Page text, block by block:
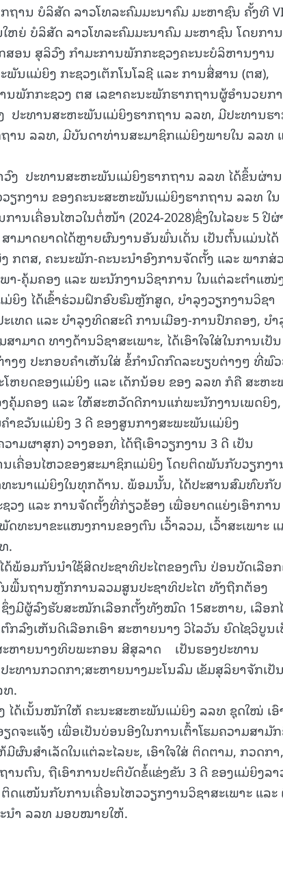
ຖານ ບໍລິສັດ ລາວໂທລະຄົມມະນາຄົມ ມະຫາຊົນ ຄັ້ງທີ
ຫຍ່ ບໍລິສັດ ລາວໂທລະຄົມມະນາຄົມ ມະຫາຊົນ ໂດຍການ
ສອນ ສຸລິວົງ ກໍາມະການພັກກະຊວງຄະນະບໍລິຫານງານ
ແມ່ຍິງ ກະຊວງເຕັກໂນໂລຊີ ແລະ ການສື່ສານ (ຕສ),
ພັກກະຊວງ ຕສ ເລຂາຄະນະພັກຮາກຖານຜູ້ອຳນວຍກ
ປະທານສະຫະພັນແມ່ຍິງຮາກຖານ ລລທ, ມີປະທານຮ
ານ ລລທ, ມີບັນດາທ່ານສະມາຊິກແມ່ຍິງພາຍໃນ ລລທ
ວົງ ປະທານສະຫະພັນແມ່ຍິງຮາກຖານ ລລທ ໄດ້ຂຶ້ນຜ່າ
ຽກງານ ຂອງຄະນະສະຫະພັນແມ່ຍິງຮາກຖານ ລລທ ໃນ
ານເຄື່ອນໄຫວໃນຕໍ່ໜ້າ (2024-2028)ຊຶ່ງໃນໄລຍະ 5 ປີ
ມາດຍາດໄດ້ຫຼາຍຜົນງານອັນພົ່ນເດັ່ນ ເປັນຕົ້ນແມ່ນໄດ້
ກຕສ, ຄະນະພັກ-ຄະນະນໍາອົງການຈັດຕັ້ງ ແລະ ພາກສ່
າ-ຄຸ້ມຄອງ ແລະ ພະນັກງານວິຊາການ ໃນແຕ່ລະຕຳແໜ່
ຍິງ ໄດ້ເຂົ້າຮ່ວມຝຶກອົບຮົມຫຼັກສູດ, ບຳລຸງວຽກງານວິຊາ
ເທດ ແລະ ບໍາລຸງທິດສະດີ ການເມືອງ-ການປົກຄອງ, ບຳ
ມາດ ທາງດ້ານວິຊາສະເພາະ, ໄດ້ເອົາໃຈໃສ່ໃນການເປັນ
ງໆ ປະກອບຄໍາເຫັນໃສ່ ຂໍ້ກໍານົດກົດລະບຽບຕ່າງໆ ທີ່ພົ
ຫຍດຂອງແມ່ຍິງ ແລະ ເດັກນ້ອຍ ຂອງ ລລທ ກໍຄື ສະຫ
ຄຸ້ມຄອງ ແລະ ໃຫ້ສະຫວັດດີການແກ່ພະນັກງານເພດຍິງ,
າຂວັນແມ່ຍິງ 3 ດີ ຂອງສູນກາງສະພະພັນແມ່ຍິງ
ມຜາສຸກ) ວາງອອກ, ໄດ້ຖືເອົາວຽກງານ 3 ດີ ເປັນ
ເຄື່ອນໄຫວຂອງສະມາຊິກແມ່ຍິງ ໂດຍຕິດພັນກັບວຽກງ
ທະນາແມ່ຍິງໃນທຸກດ້ານ. ພ້ອມນັ້ນ, ໄດ້ປະສານສົມທົບກັບ
ງ ແລະ ການຈັດຕັ້ງທີ່ກ່ຽວຂ້ອງ ເພື່ອຍາດແຍ່ງເອົາການ
ທະນາຂະແໜງການຂອງຕົນ ເວົ້າລວມ, ເວົ້າສະເພາະ
.
ພ້ອມກັນນໍາໃຊ້ສິດປະຊາທິປະໄຕຂອງຕົນ ປ່ອນບັດເລືອ
ພື້ນຖານຫຼັກການລວມສູນປະຊາທິປະໄຕ ທັງຖືກຕ້ອງ
ງມີຜູ້ລົງຮັບສະໝັກເລືອກຕັ້ງທັງໝົດ 15ສະຫາຍ, ເລືອກ
ລົງເຫັນດີເລືອກເອົາ ສະຫາຍນາງ ວິໄລວັນ ຍົດໄຊວິບູນ
ຫາຍນາງທິບພະກອນ ສີສຸລາດ ເປັນຮອງປະທານ
ທານກວດກາ;ສະຫາຍນາງມະໂນລົມ ເຂັມສຸລິຍາຈັກເປັ
ທ.
ໄດ້ເນັ້ນໜັກໃຫ້ ຄະນະສະຫະພັນແມ່ຍິງ ລລທ ຊຸດໃໝ່ ເອົ
ດຈະແຈ້ງ ເພື່ອເປັນບ່ອນອີງໃນການເຕົ້າໂຮມຄວາມສາມັ
ຜົນສຳເລັດໃນແຕ່ລະໄລຍະ, ເອົາໃຈໃສ່ ຕິດຕາມ, ກວດກາ,
ນຕົນ, ຖືເອົາການປະຕິບັດຂໍ້ແຂ່ງຂັນ 3 ດີ ຂອງແມ່ຍິງລາ
ດແໜ້ນກັບການເຄື່ອນໄຫວວຽກງານວິຊາສະເພາະ ແລະ
ນຳ ລລທ ມອບໝາຍໃຫ້.
15.040(07-08-